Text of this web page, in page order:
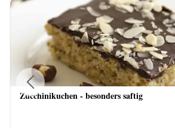
Zucchinikuchen - besonders saftig
Previous